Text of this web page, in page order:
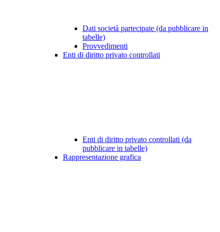
Dati società partecipate (da pubblicare in
tabelle)
Provvedimenti
Enti di diritto privato controllati
Enti di diritto privato controllati (da
pubblicare in tabelle)
Rappresentazione grafica